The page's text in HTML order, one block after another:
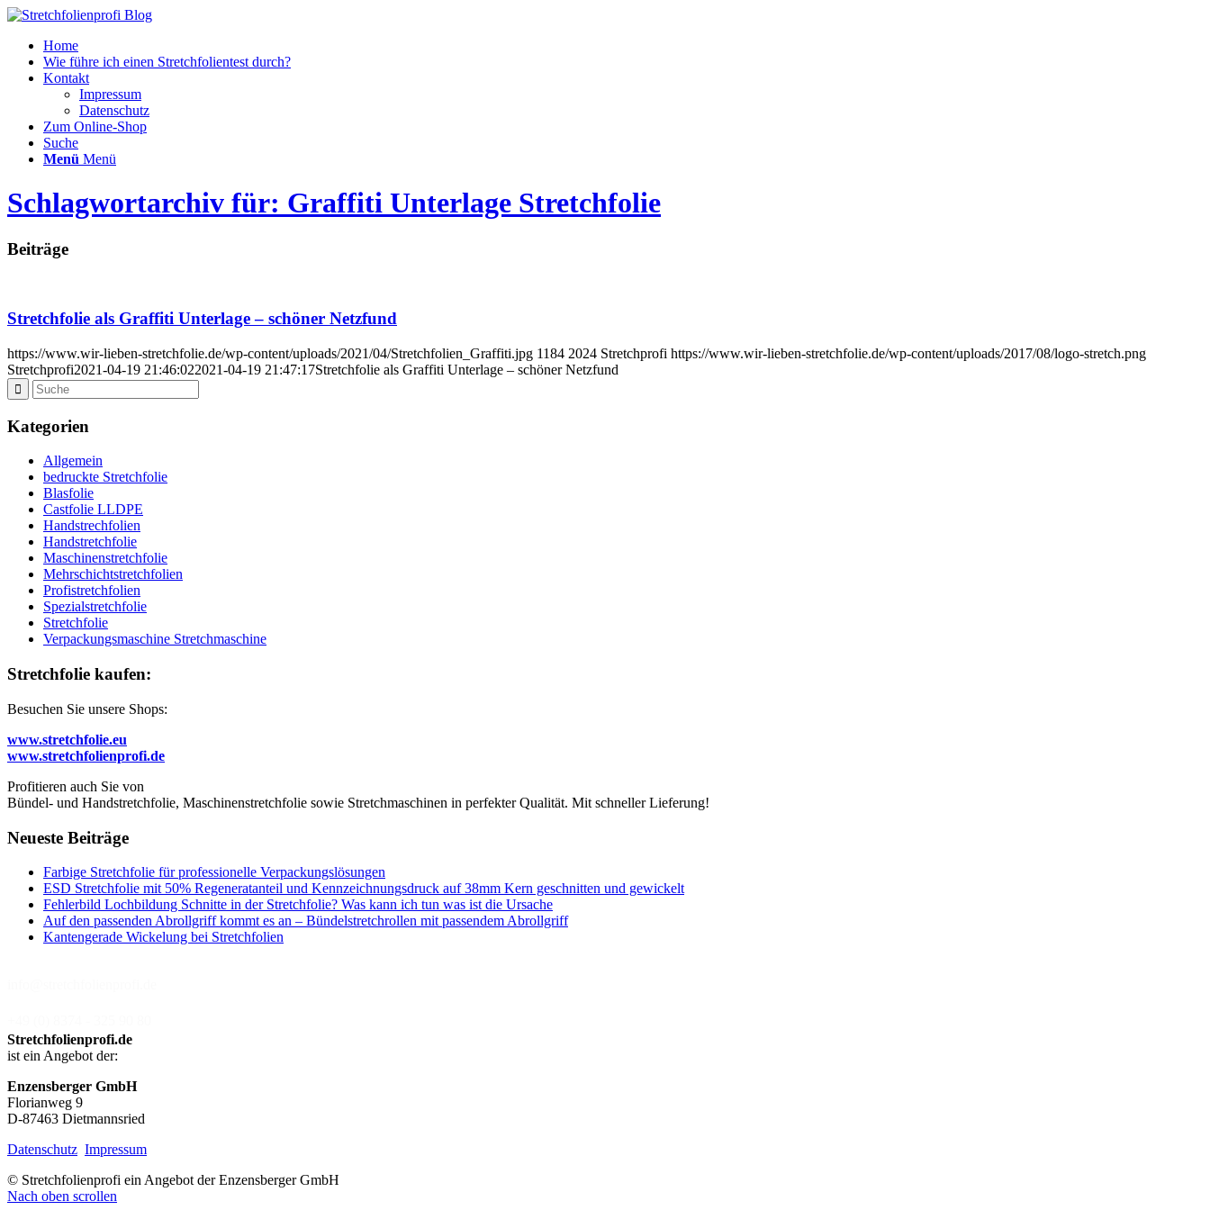
Home
Wie führe ich einen Stretchfolientest durch?
Kontakt
Impressum
Datenschutz
Zum Online-Shop
Suche
Menü Menü
Schlagwortarchiv für: Graffiti Unterlage Stretchfolie
Beiträge
Stretchfolie als Graffiti Unterlage – schöner Netzfund
https://www.wir-lieben-stretchfolie.de/wp-content/uploads/2021/04/Stretchfolien_Graffiti.jpg 1184 2024 Stretchprofi https://www.wir-lieben-stretchfolie.de/wp-content/uploads/2017/08/logo-stretch.png
Stretchprofi2021-04-19 21:46:022021-04-19 21:47:17Stretchfolie als Graffiti Unterlage – schöner Netzfund
Kategorien
Allgemein
bedruckte Stretchfolie
Blasfolie
Castfolie LLDPE
Handstrechfolien
Handstretchfolie
Maschinenstretchfolie
Mehrschichtstretchfolien
Profistretchfolien
Spezialstretchfolie
Stretchfolie
Verpackungsmaschine Stretchmaschine
Stretchfolie kaufen:
Besuchen Sie unsere Shops:
www.stretchfolie.eu
www.stretchfolienprofi.de
Profitieren auch Sie von
Bündel- und Handstretchfolie, Maschinenstretchfolie sowie Stretchmaschinen in perfekter Qualität. Mit schneller Lieferung!
Neueste Beiträge
Farbige Stretchfolie für professionelle Verpackungslösungen
ESD Stretchfolie mit 50% Regeneratanteil und Kennzeichnungsdruck auf 38mm Kern geschnitten und gewickelt
Fehlerbild Lochbildung Schnitte in der Stretchfolie? Was kann ich tun was ist die Ursache
Auf den passenden Abrollgriff kommt es an – Bündelstretchrollen mit passendem Abrollgriff
Kantengerade Wickelung bei Stretchfolien
Stretchfolienprofi.de
ist ein Angebot der:
Enzensberger GmbH
Florianweg 9
D-87463 Dietmannsried
Datenschutz Impressum
© Stretchfolienprofi ein Angebot der Enzensberger GmbH
Nach oben scrollen